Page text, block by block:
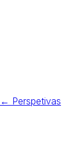
← Perspetivas